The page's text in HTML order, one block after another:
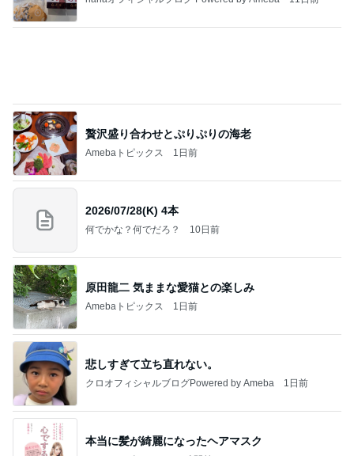
贅沢盛り合わせとぷりぷりの海老
Amebaトピックス 1日前
2026/07/28(K) 4本
何でかな？何でだろ？ 10日前
原田龍二 気ままな愛猫との楽しみ
Amebaトピックス 1日前
悲しすぎて立ち直れない。
クロオフィシャルブログPowered by Ameba 1日前
本当に髪が綺麗になったヘアマスク